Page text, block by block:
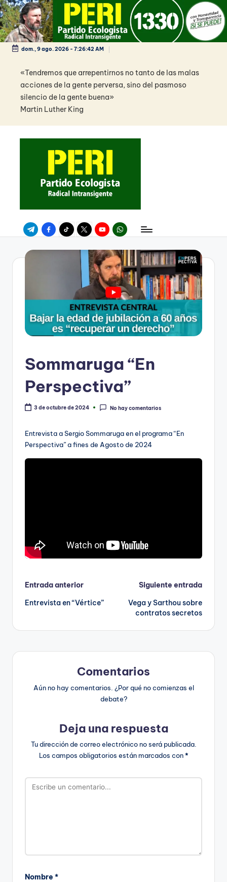
Saltar
al
contenidodom., 9 ago. 2026- 7:26:42 AM
«Tendremos que arrepentirnos no tanto de las malas
acciones de la gente perversa, sino del pasmoso
silencio de la gente buena»
Martin Luther King
TelegramFacebookTikTokTwitterYoutubeWhatsApp
Sommaruga “En
Perspectiva”
3 de octubre de 2024 No hay comentarios
Entrevista a Sergio Sommaruga en el programa “En
Perspectiva” a fines de Agosto de 2024
Navegación
de
entradas
Entrada anterior
Entrevista en “Vértice”
Siguiente entrada
Vega y Sarthou sobre
contratos secretos
Comentarios
Aún no hay comentarios. ¿Por qué no comienzas el
debate?
Deja una respuesta
Tu dirección de correo electrónico no será publicada.
Los campos obligatorios están marcados con*
Nombre *